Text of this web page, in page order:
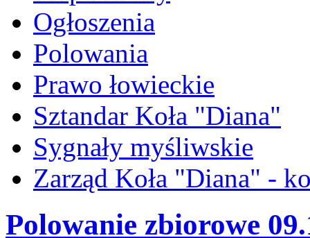
Ogłoszenia
Polowania
Prawo łowieckie
Sztandar Koła "Diana"
Sygnały myśliwskie
Zarząd Koła "Diana" -
Polowanie zbiorowe